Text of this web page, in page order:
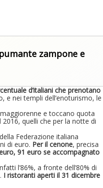
zampone e
d’italiani che prenotano
e nei templi dell’enoturismo, le
e toccano quota
quelli che per la notte di
Federazione italiana
di euro. Per il cenone, precisa
91 euro se accompagnato
l’86%, a fronte dell’80% di
I ristoranti aperti il 31 dicembre